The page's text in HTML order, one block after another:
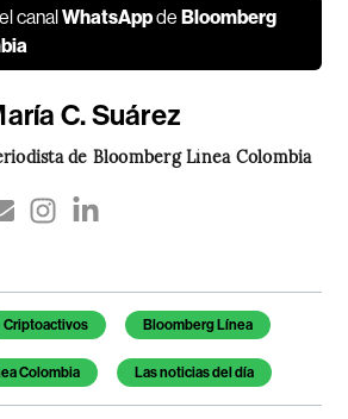
canalWhatsAppdeBloomberg
C. Suárez
de Bloomberg Línea Colombia
Criptoactivos Bloomberg Línea
Colombia Las noticias del día